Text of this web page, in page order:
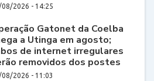
2026 - 14:25
Gatonet da Coelba
a Utinga em agosto;
de internet irregulares
removidos dos postes
2026 - 11:03